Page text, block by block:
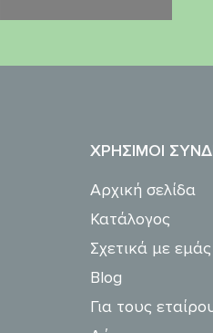
ΧΡΉΣΙΜΟΙ
Αρχική σελίδα
Κατάλογος
Σχετικά με εμάς
Blog
Για τους